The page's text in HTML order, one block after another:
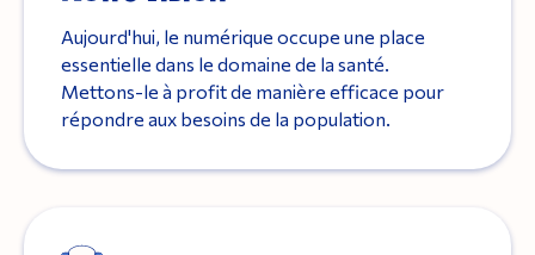
Aujourd'hui, le numérique occupe une place
essentielle dans le domaine de la santé.
Mettons-le à profit de manière efficace pour
répondre aux besoins de la population.